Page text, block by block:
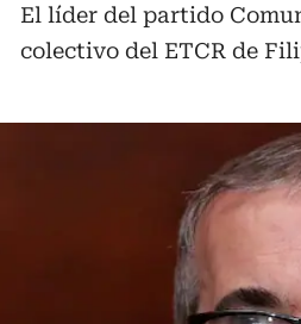
El líder del partido
colectivo del ETCR de